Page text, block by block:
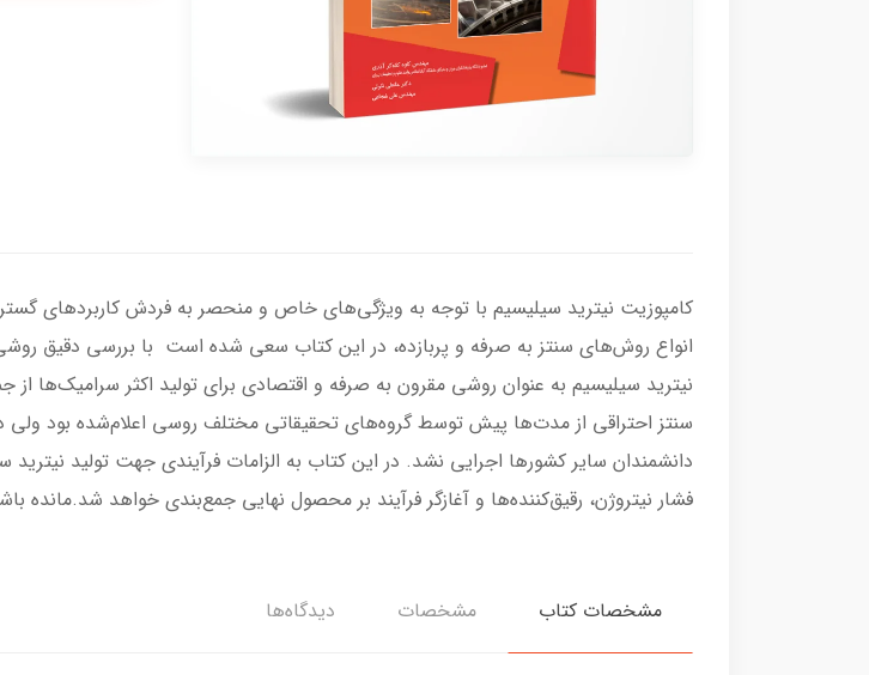
کامپوزیت نیترید سیلیسیم با توجه به ویژگی‌های خاص و منحصر به ‌فردش کاربردهای
انواع روش‌های سنتز به ‌صرفه و پربازده، در این کتاب سعی شده است با بررسی دقیق
نیترید سیلیسیم به ‌عنوان روشی مقرون به‌ صرفه و اقتصادی برای تولید اکثر سرامیک‌ها
سنتز احتراقی از مدت‌ها پیش توسط گروه‌های تحقیقاتی مختلف روسی اعلام‌شده بود ولی
دانشمندان سایر کشورها اجرایی نشد. در این کتاب به الزامات فرآیندی جهت تولید
فشار نیتروژن، رقیق‌کننده‌ها و آغازگر فرآیند بر محصول نهایی جمع‌بندی خواهد شد.مانده
مشخصات کتاب مشخصات دیدگاه‌ها